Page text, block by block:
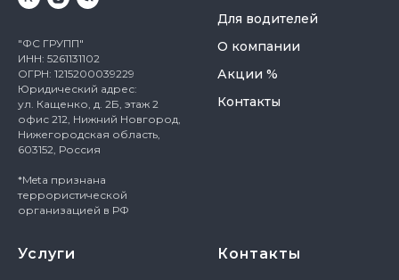
"ФС ГРУПП"
ИНН: 5261131102
ОГРН: 1215200039229
Юридический адрес:
ул. Кащенко, д. 2Б, этаж 2
офис 212, Нижний Новгород,
Нижегородская область,
603152, Россия
*Meta признана
террористической
организацией в РФ
Для водителей
О компании
Акции %
Контакты
Услуги Контакты